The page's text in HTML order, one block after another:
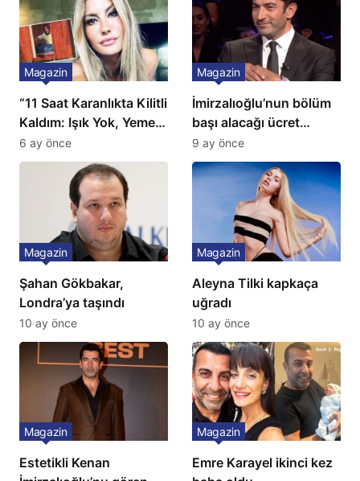
“11 Saat Karanlıkta Kilitli
Kaldım: Işık Yok, Yemek
Yok, Tuvalet Yok!”
Çağla Şikel’den Şok
Magazin
6 ay önce
İmirzalıoğlu’nun bölüm
başı alacağı ücret
Türkiye’de bir ilk:
Gözünü 2 ilçeye dikti!
Magazin
9 ay önce
Şahan Gökbakar,
Londra’ya taşındı
Magazin
10 ay önce
Aleyna Tilki kapkaça
uğradı
Magazin
10 ay önce
Estetikli Kenan
Magazin
Emre Karayel ikinci kez
Magazin